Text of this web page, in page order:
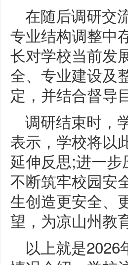
在随后调研交
专业结构调整中
长对学校当前发
全、专业建设及
定，并结合督导
调研结束时，
表示，学校将以
延伸反思;进一
不断筑牢校园安
生创造更安全、
望，为凉山州教
以上就是2026